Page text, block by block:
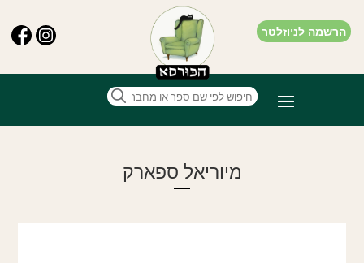
הרשמה לניוזלטר
מיוריאל ספארק